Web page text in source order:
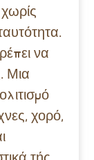
να
Μια
χορό,